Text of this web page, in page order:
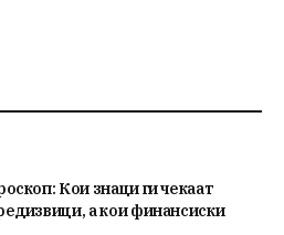
Кои знаци ги чекаат
а кои финансиски